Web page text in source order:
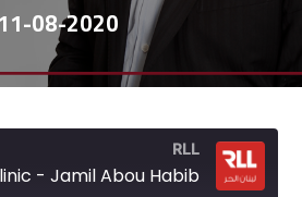
11-08-2020
RLL
- Jamil Abou Habib